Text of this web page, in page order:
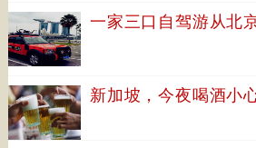
一家三口自驾游从北
新加坡，今夜喝酒小